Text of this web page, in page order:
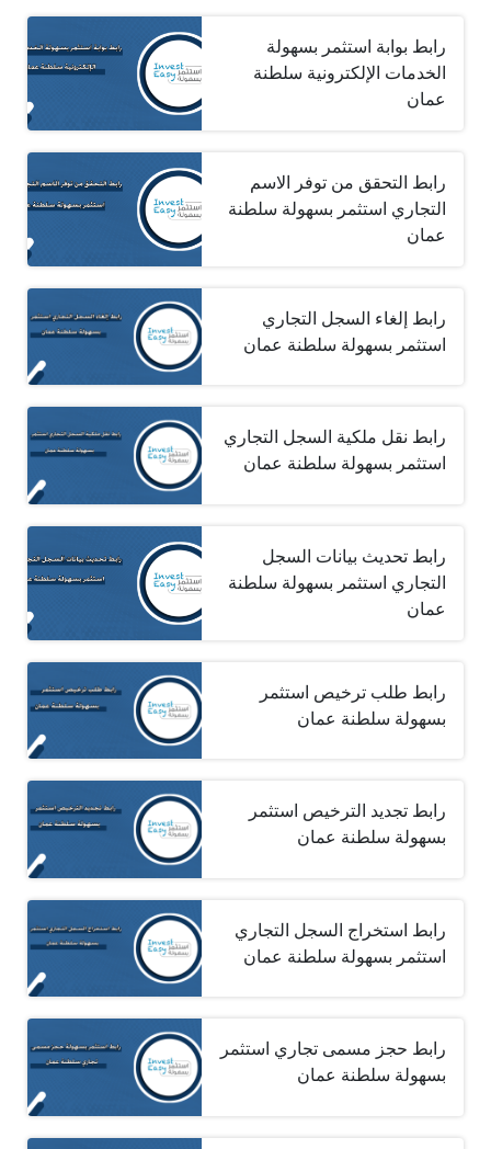
رابط بوابة استثمر بسهولة
الخدمات الإلكترونية سلطنة
عمان
رابط التحقق من توفر الاسم
التجاري استثمر بسهولة سلطنة
عمان
رابط إلغاء السجل التجاري
استثمر بسهولة سلطنة عمان
رابط نقل ملكية السجل التجاري
استثمر بسهولة سلطنة عمان
رابط تحديث بيانات السجل
التجاري استثمر بسهولة سلطنة
عمان
رابط طلب ترخيص استثمر
بسهولة سلطنة عمان
رابط تجديد الترخيص استثمر
بسهولة سلطنة عمان
رابط استخراج السجل التجاري
استثمر بسهولة سلطنة عمان
رابط حجز مسمى تجاري استثمر
بسهولة سلطنة عمان